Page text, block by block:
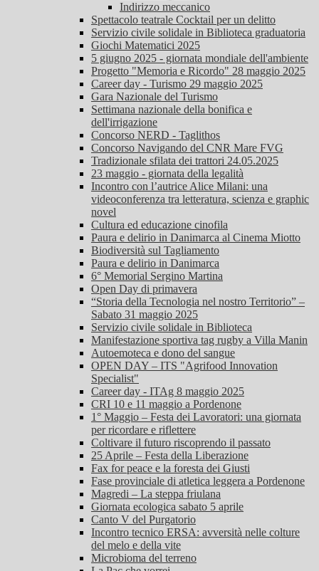
Indirizzo meccanico
Spettacolo teatrale Cocktail per un delitto
Servizio civile solidale in Biblioteca graduatoria
Giochi Matematici 2025
5 giugno 2025 - giornata mondiale dell'ambiente
Progetto "Memoria e Ricordo" 28 maggio 2025
Career day - Turismo 29 maggio 2025
Gara Nazionale del Turismo
Settimana nazionale della bonifica e
dell'irrigazione
Concorso NERD - Taglithos
Concorso Navigando del CNR Mare FVG
Tradizionale sfilata dei trattori 24.05.2025
23 maggio - giornata della legalità
Incontro con l’autrice Alice Milani: una
videoconferenza tra letteratura, scienza e graphic
novel
Cultura ed educazione cinofila
Paura e delirio in Danimarca al Cinema Miotto
Biodiversità sul Tagliamento
Paura e delirio in Danimarca
6° Memorial Sergino Martina
Open Day di primavera
“Storia della Tecnologia nel nostro Territorio” –
Sabato 31 maggio 2025
Servizio civile solidale in Biblioteca
Manifestazione sportiva tag rugby a Villa Manin
Autoemoteca e dono del sangue
OPEN DAY – ITS "Agrifood Innovation
Specialist"
Career day - ITAg 8 maggio 2025
CRI 10 e 11 maggio a Pordenone
1° Maggio – Festa dei Lavoratori: una giornata
per ricordare e riflettere
Coltivare il futuro riscoprendo il passato
25 Aprile – Festa della Liberazione
Fax for peace e la foresta dei Giusti
Fase provinciale di atletica leggera a Pordenone
Magredi – La steppa friulana
Giornata ecologica sabato 5 aprile
Canto V del Purgatorio
Incontro tecnico ERSA: avversità nelle colture
del melo e della vite
Microbioma del terreno